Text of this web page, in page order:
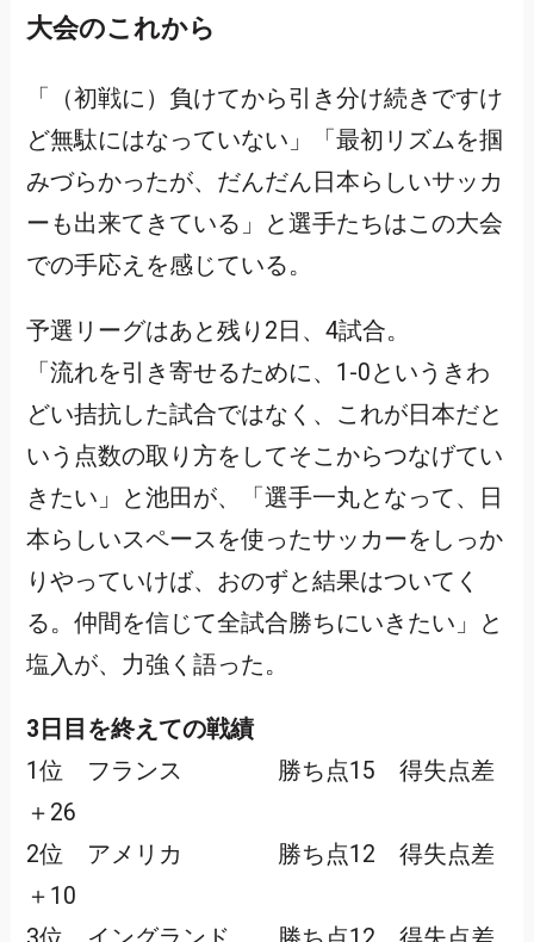
大会のこれから
「（初戦に）負けてから引き分け続きですけ
ど無駄にはなっていない」「最初リズムを掴
みづらかったが、だんだん日本らしいサッカ
ーも出来てきている」と選手たちはこの大会
での手応えを感じている。
予選リーグはあと残り2日、4試合。
「流れを引き寄せるために、1-0というきわ
どい拮抗した試合ではなく、これが日本だと
いう点数の取り方をしてそこからつなげてい
きたい」と池田が、「選手一丸となって、日
本らしいスペースを使ったサッカーをしっか
りやっていけば、おのずと結果はついてく
る。仲間を信じて全試合勝ちにいきたい」と
塩入が、力強く語った。
3日目を終えての戦績
1位 フランス 勝ち点15 得失点差
＋26
2位 アメリカ 勝ち点12 得失点差
＋10